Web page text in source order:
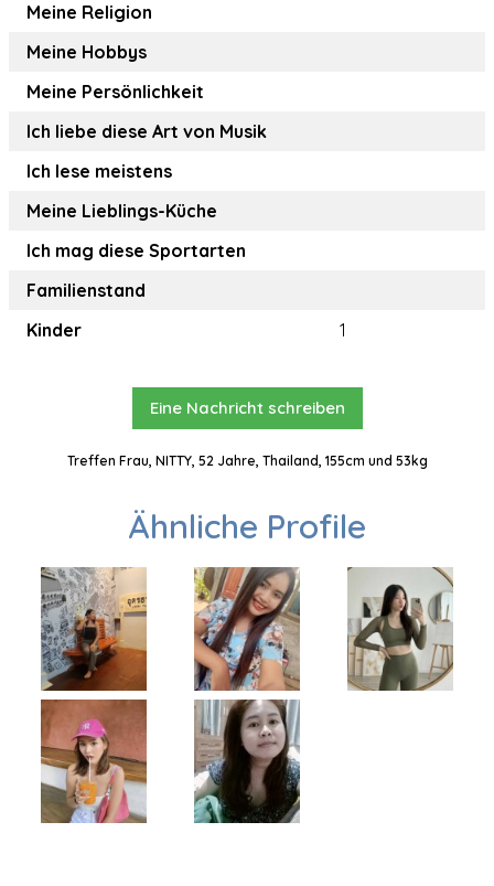
Meine Religion
Meine Hobbys
Meine Persönlichkeit
Ich liebe diese Art von Musik
Ich lese meistens
Meine Lieblings-Küche
Ich mag diese Sportarten
Familienstand
Kinder
1
Eine Nachricht schreiben
Treffen Frau, NITTY, 52 Jahre, Thailand, 155cm und 53kg
Ähnliche Profile